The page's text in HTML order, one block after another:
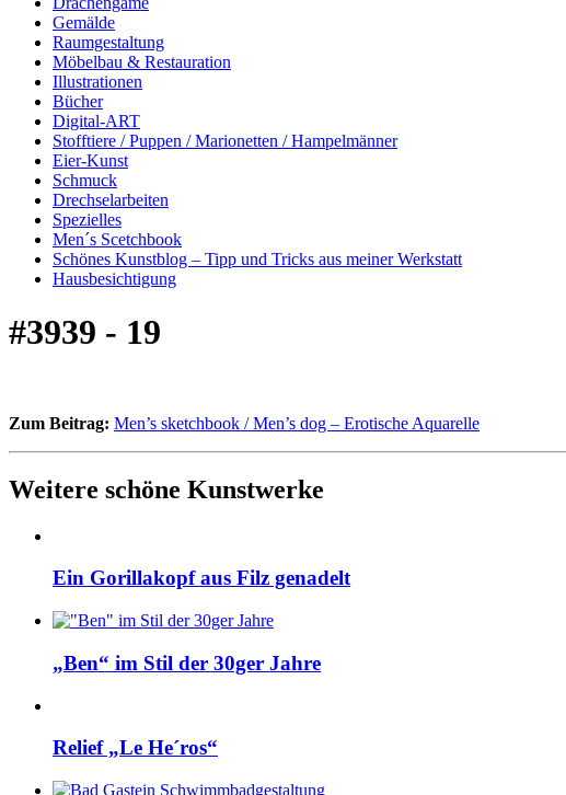
Gemälde
Raumgestaltung
Möbelbau & Restauration
Illustrationen
Bücher
Digital-ART
Stofftiere / Puppen / Marionetten / Hampelmänner
Eier-Kunst
Schmuck
Drechselarbeiten
Spezielles
Men´s Scetchbook
Schönes Kunstblog – Tipp und Tricks aus meiner Werkstatt
Hausbesichtigung
#3939 - 19
Zum Beitrag: Men’s sketchbook / Men’s dog – Erotische Aquarelle
Weitere schöne Kunstwerke
Ein Gorillakopf aus Filz genadelt
„Ben“ im Stil der 30ger Jahre
Relief „Le He´ros“